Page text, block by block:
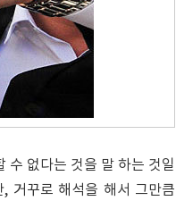
수 없다는 것을 말 하는 것일
거꾸로 해석을 해서 그만큼